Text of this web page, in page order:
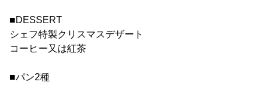
■DESSERT
シェフ特製クリスマスデザート
コーヒー又は紅茶
■パン2種